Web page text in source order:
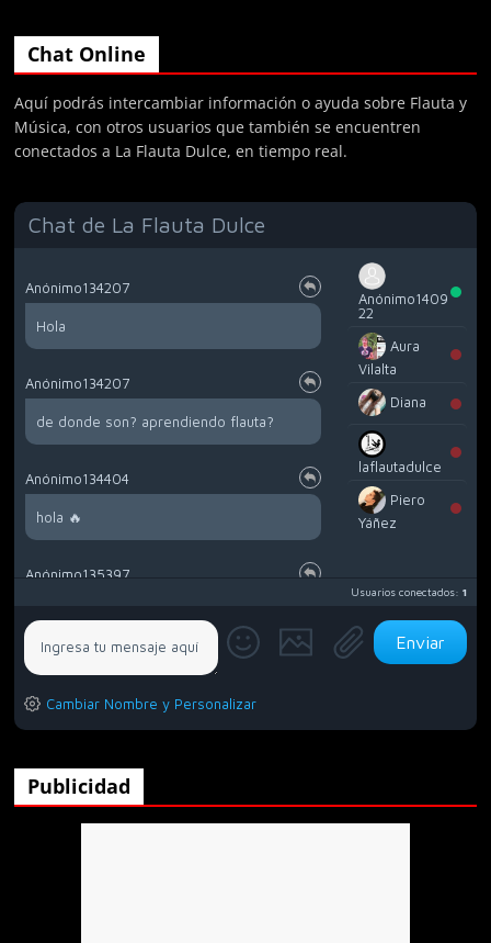
Chat Online
Aquí podrás intercambiar información o ayuda sobre Flauta y
Música, con otros usuarios que también se encuentren
conectados a La Flauta Dulce, en tiempo real.
Chat de La Flauta Dulce
Anónimo134207
Hola
Anónimo134207
de donde son? aprendiendo flauta?
Anónimo134404
hola 🔥
Anónimo135397
Anónimo135397
Alguien que viva en tepiscoloyo mexico
tlaxcala?
Anónimo135453
Anónimo1409
22
Aura
Vilalta
Diana
laflautadulce
Piero
Yáñez
Usuarios conectados:1
Cambiar Nombre y Personalizar
Publicidad